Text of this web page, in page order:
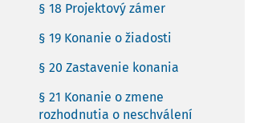
§ 18 Projektový zámer
§ 19 Konanie o žiadosti
§ 20 Zastavenie konania
§ 21 Konanie o zmene
rozhodnutia o neschválení